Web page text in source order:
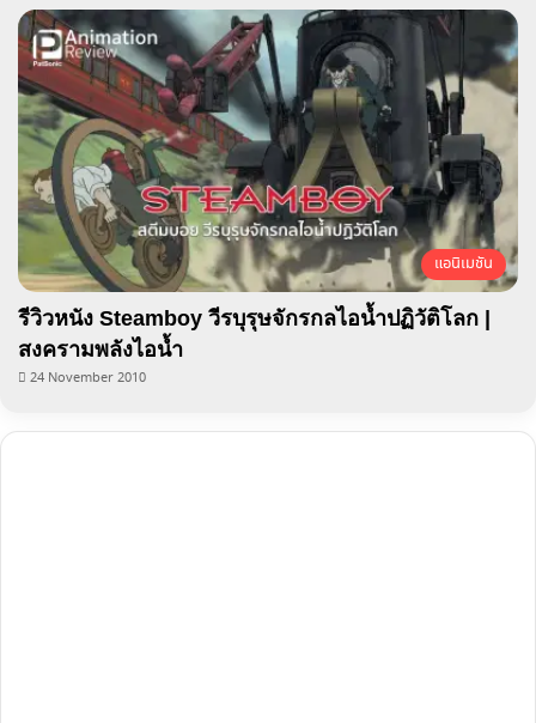
แอนิเมชัน
รีวิวหนัง Steamboy วีรบุรุษจักรกลไอน้ำปฏิวัติโลก |
สงครามพลังไอน้ำ
24 November 2010